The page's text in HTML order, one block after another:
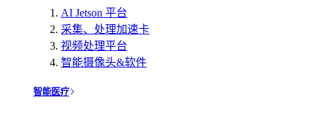
AI Jetson 平台
采集、处理加速卡
视频处理平台
智能摄像头&软件
智能医疗